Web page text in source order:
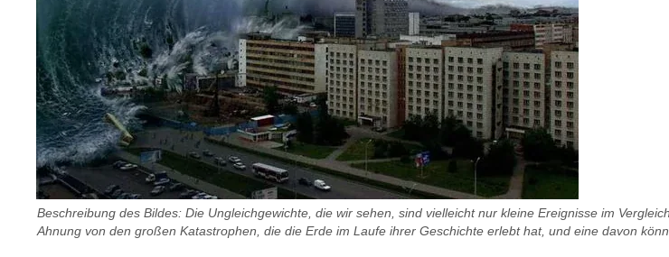
Beschreibung des Bildes: Die Ungleichgewichte, die wir sehen, sind vielleicht nur kleine Ereignisse im
Ahnung von den großen Katastrophen, die die Erde im Laufe ihrer Geschichte erlebt hat, und eine davon